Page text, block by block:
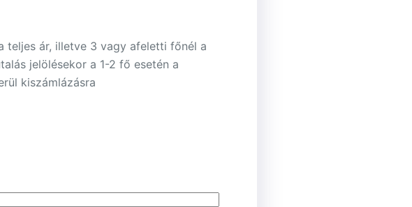
teljes ár, illetve 3 vagy afeletti főnél a
jelölésekor a 1-2 fő esetén a
kiszámlázásra